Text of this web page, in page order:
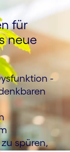
für
neue
-
spüren,